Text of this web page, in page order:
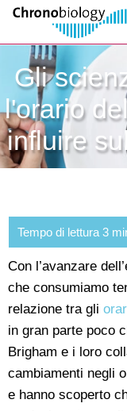
Gli
l'orario
influire
Con l’avanzare
che consumiamo
relazione tra gli
in gran parte poco
Brigham e i loro
cambiamenti negli
e hanno scoperto